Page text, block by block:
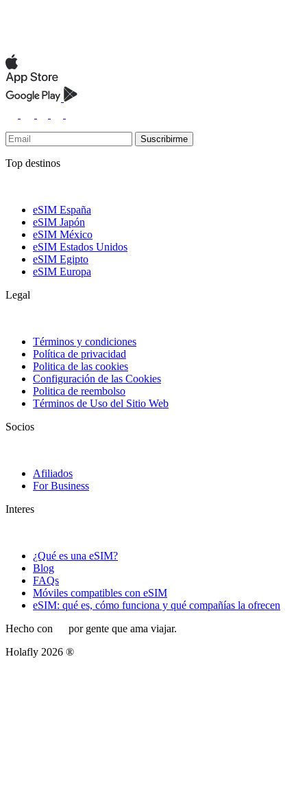
Suscribirme
Top destinos
eSIM España
eSIM Japón
eSIM México
eSIM Estados Unidos
eSIM Egipto
eSIM Europa
Legal
Términos y condiciones
Política de privacidad
Politica de las cookies
Configuración de las Cookies
Politica de reembolso
Términos de Uso del Sitio Web
Socios
Afiliados
For Business
Interes
¿Qué es una eSIM?
Blog
FAQs
Móviles compatibles con eSIM
eSIM: qué es, cómo funciona y qué compañías la ofrecen
Hecho con
por gente que ama viajar.
Holafly 2026 ®